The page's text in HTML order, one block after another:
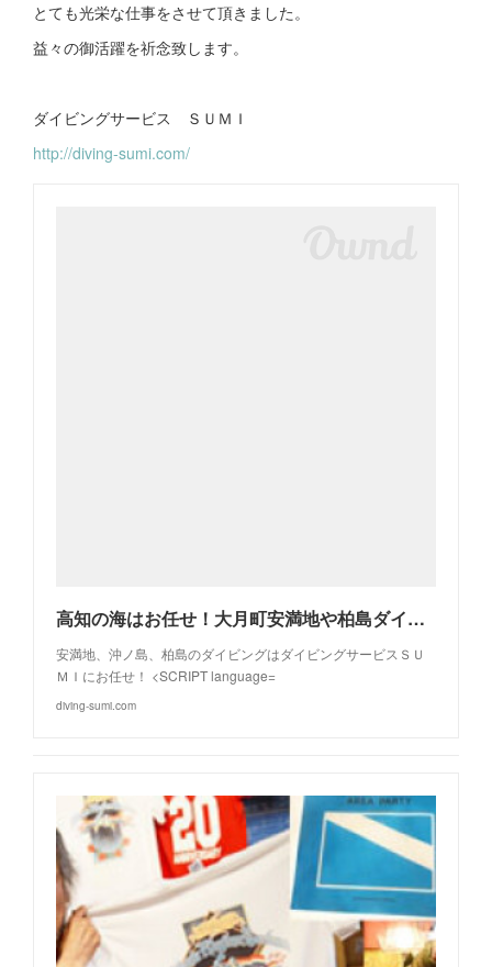
とても光栄な仕事をさせて頂きました。
益々の御活躍を祈念致します。
ダイビングサービス ＳＵＭＩ
http://diving-sumi.com/
高知の海はお任せ！大月町安満地や柏島ダイビングはダイビングサービスＳＵＭIへ！
安満地、沖ノ島、柏島のダイビングはダイビングサービスＳＵ
ＭＩにお任せ！ <SCRIPT language=
diving-sumi.com